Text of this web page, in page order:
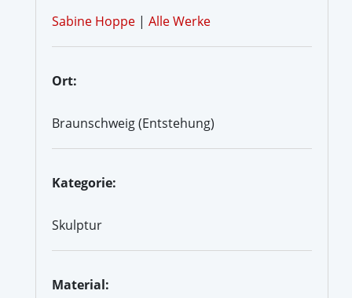
Sabine Hoppe | Alle Werke
Ort:
Braunschweig (Entstehung)
Kategorie:
Skulptur
Material: